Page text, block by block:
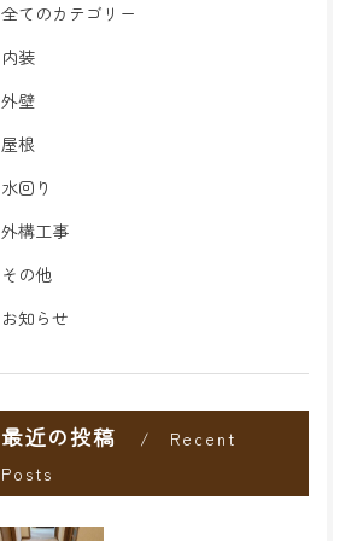
全てのカテゴリー
内装
外壁
屋根
水回り
外構工事
その他
お知らせ
最近の投稿
Recent
Posts